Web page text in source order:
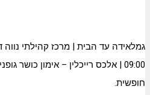
גמלאידה עד הבית | מרכז קהילתי נווה דוד| 7/12/2021 יום
09:00 | אלכס רייכלין – אימון כושר
חופשית.